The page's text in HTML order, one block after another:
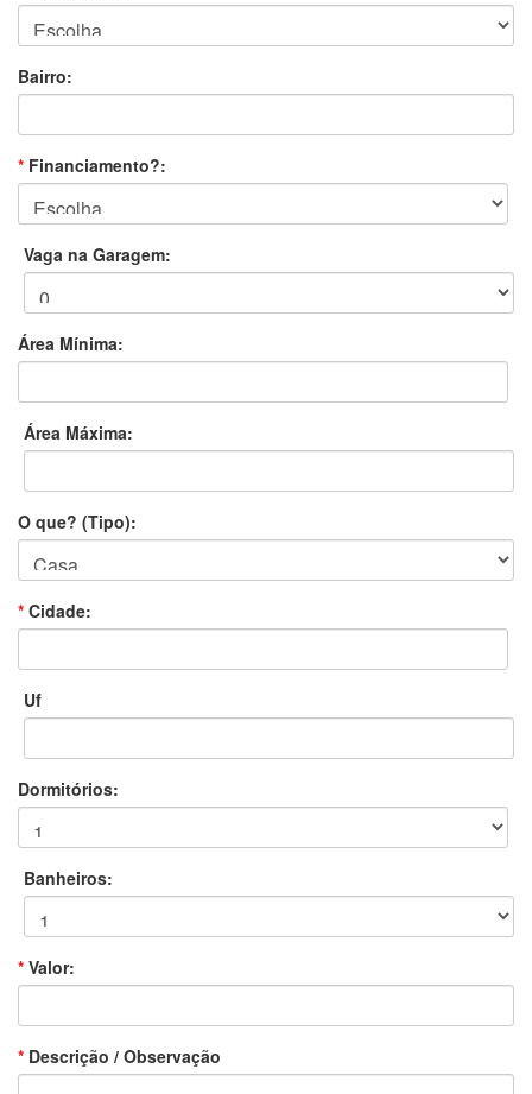
Bairro:
* Financiamento?:
Vaga na Garagem:
Área Mínima:
Área Máxima:
O que? (Tipo):
* Cidade:
Uf
Dormitórios:
Banheiros:
* Valor:
* Descrição / Observação